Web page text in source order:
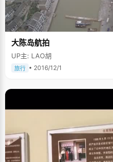
大陈岛航拍
UP主: LAO胡
旅行 • 2016/12/1